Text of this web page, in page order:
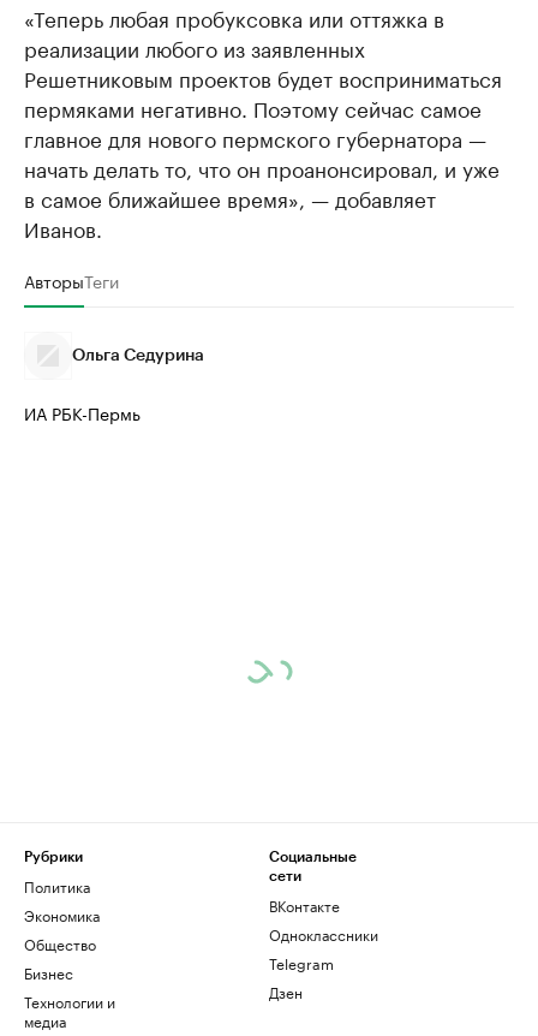
«Теперь любая пробуксовка или оттяжка в
реализации любого из заявленных
Решетниковым проектов будет восприниматься
пермяками негативно. Поэтому сейчас самое
главное для нового пермского губернатора —
начать делать то, что он проанонсировал, и уже
в самое ближайшее время», — добавляет
Иванов.
АвторыТеги
Ольга Седурина
ИА РБК-Пермь
Рубрики
Политика
Экономика
Общество
Бизнес
Технологии и
медиа
Социальные
сети
ВКонтакте
Одноклассники
Telegram
Дзен